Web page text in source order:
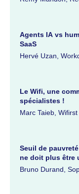
Agents IA vs
SaaS
Hervé Uzan,
Le Wifi, une
spécialistes !
Marc Taieb, Wifirst
Seuil de
ne doit plus être
Bruno Durand,